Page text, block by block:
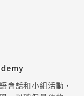
會話和小組活動，